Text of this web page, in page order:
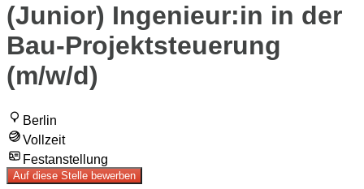
(Junior) Ingenieur:in in der
Bau-Projektsteuerung
(m/w/d)
Berlin
Vollzeit
Festanstellung
Auf diese Stelle bewerben